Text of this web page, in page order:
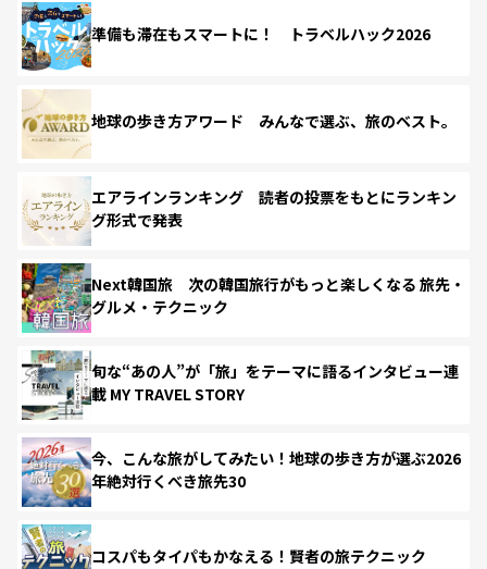
準備も滞在もスマートに！ トラベルハック2026
地球の歩き方アワード みんなで選ぶ、旅のベスト。
エアラインランキング 読者の投票をもとにランキン
グ形式で発表
Next韓国旅 次の韓国旅行がもっと楽しくなる 旅先・
グルメ・テクニック
旬な“あの人”が「旅」をテーマに語るインタビュー連
載 MY TRAVEL STORY
今、こんな旅がしてみたい！地球の歩き方が選ぶ2026
年絶対行くべき旅先30
コスパもタイパもかなえる！賢者の旅テクニック